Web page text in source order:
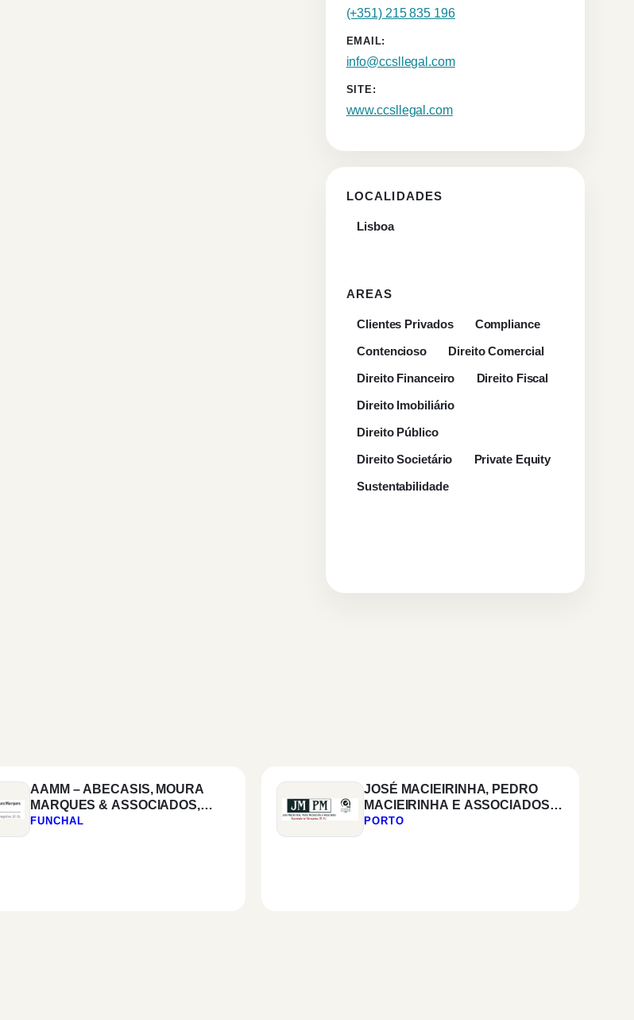
(+351) 215 835 196
EMAIL:
info@ccsllegal.com
SITE:
www.ccsllegal.com
LOCALIDADES
Lisboa
AREAS
Clientes Privados
Compliance
Contencioso
Direito Comercial
Direito Financeiro
Direito Fiscal
Direito Imobiliário
Direito Público
Direito Societário
Private Equity
Sustentabilidade
AAMM – ABECASIS, MOURA
MARQUES & ASSOCIADOS,
SOCIEDADE DE ADVOGADOS,
FUNCHAL
JOSÉ MACIEIRINHA, PEDRO
MACIEIRINHA E ASSOCIADOS
SOCIEDADE DE ADVOGADOS,
PORTO